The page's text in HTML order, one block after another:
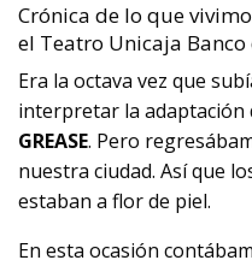
Crónica de lo que
el Teatro Unicaja Banco
Era la octava vez que
interpretar la adaptación
GREASE. Pero
nuestra ciudad. Así que
estaban a flor de piel.
En esta ocasión